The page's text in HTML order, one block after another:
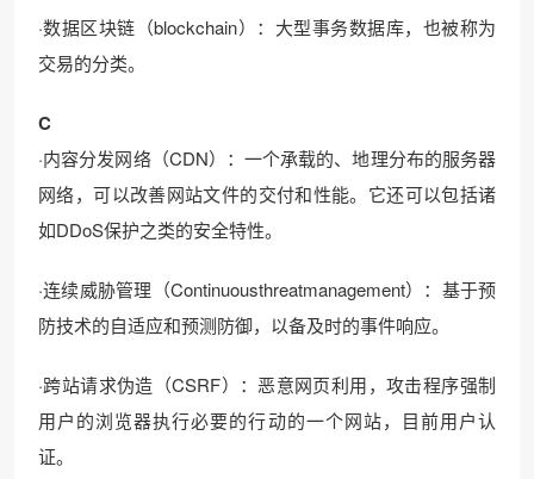
·数据区块链（blockchain）：大型事务数据库，也被称为
交易的分类。
C
·内容分发网络（CDN）：一个承载的、地理分布的服务器
网络，可以改善网站文件的交付和性能。它还可以包括诸
如DDoS保护之类的安全特性。
·连续威胁管理（Continuousthreatmanagement）：基于预
防技术的自适应和预测防御，以备及时的事件响应。
·跨站请求伪造（CSRF）：恶意网页利用，攻击程序强制
用户的浏览器执行必要的行动的一个网站，目前用户认
证。